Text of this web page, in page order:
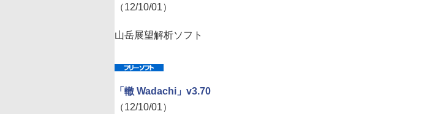
（12/10/01）
山岳展望解析ソフト
「轍 Wadachi」v3.70
（12/10/01）